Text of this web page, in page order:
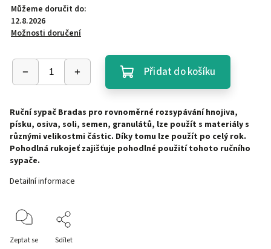
Můžeme doručit do:
12.8.2026
Možnosti doručení
Přidat do košíku
Ruční sypač Bradas pro rovnoměrné rozsypávání hnojiva,
písku, osiva, soli, semen, granulátů, lze použít s materiály s
různými velikostmi částic. Díky tomu lze použít po celý rok.
Pohodlná rukojeť zajišťuje pohodlné použití tohoto ručního
sypače.
Detailní informace
Zeptat se Sdílet